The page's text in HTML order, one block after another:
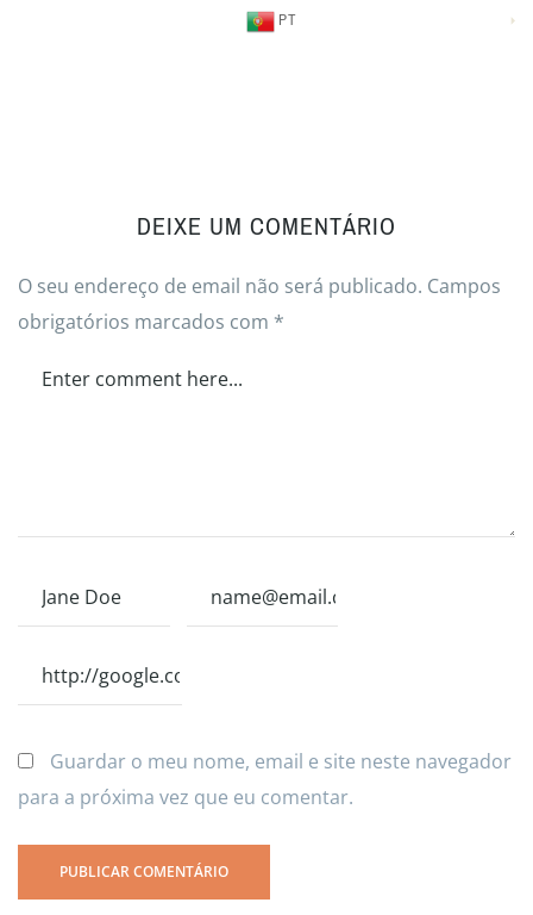
PT
DEIXE UM COMENTÁRIO
O seu endereço de email não será publicado. Campos
obrigatórios marcados com *
Guardar o meu nome, email e site neste navegador
para a próxima vez que eu comentar.